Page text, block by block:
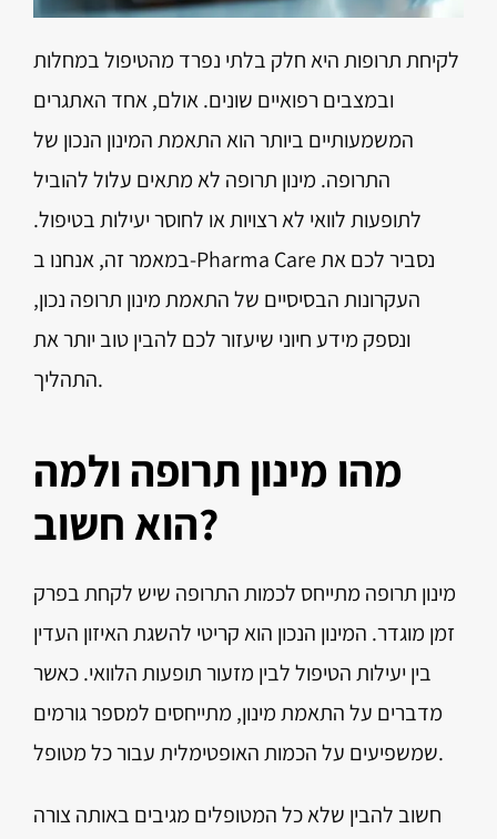
לקיחת תרופות היא חלק בלתי נפרד מהטיפול במחלות
ובמצבים רפואיים שונים. אולם, אחד האתגרים
המשמעותיים ביותר הוא התאמת המינון הנכון של
התרופה. מינון תרופה לא מתאים עלול להוביל
לתופעות לוואי לא רצויות או לחוסר יעילות בטיפול.
במאמר זה, אנחנו ב-Pharma Care נסביר לכם את
העקרונות הבסיסיים של התאמת מינון תרופה נכון,
ונספק מידע חיוני שיעזור לכם להבין טוב יותר את
התהליך.
מהו מינון תרופה ולמה
הוא חשוב?
מינון תרופה מתייחס לכמות התרופה שיש לקחת בפרק
זמן מוגדר. המינון הנכון הוא קריטי להשגת האיזון העדין
בין יעילות הטיפול לבין מזעור תופעות הלוואי. כאשר
מדברים על התאמת מינון, מתייחסים למספר גורמים
שמשפיעים על הכמות האופטימלית עבור כל מטופל.
חשוב להבין שלא כל המטופלים מגיבים באותה צורה